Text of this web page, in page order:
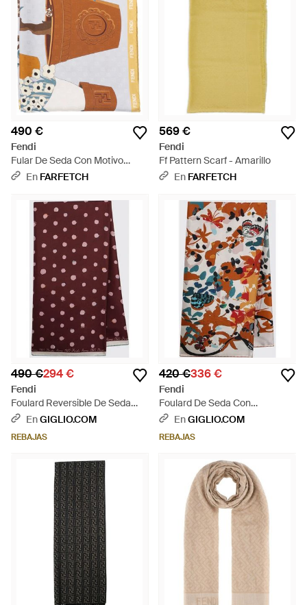
490 €
Fendi
Fular De Seda Con Motivo
Gardening - Blanco
En FARFETCH
569 €
Fendi
Ff Pattern Scarf - Amarillo
En FARFETCH
490 €294 €
Fendi
Foulard Reversible De Seda
Con Estampado De Lunares -
EnGIGLIO.COM
REBAJAS
420 €336 €
Fendi
Foulard De Seda Con
Estampado Floral - Multicolor
EnGIGLIO.COM
REBAJAS